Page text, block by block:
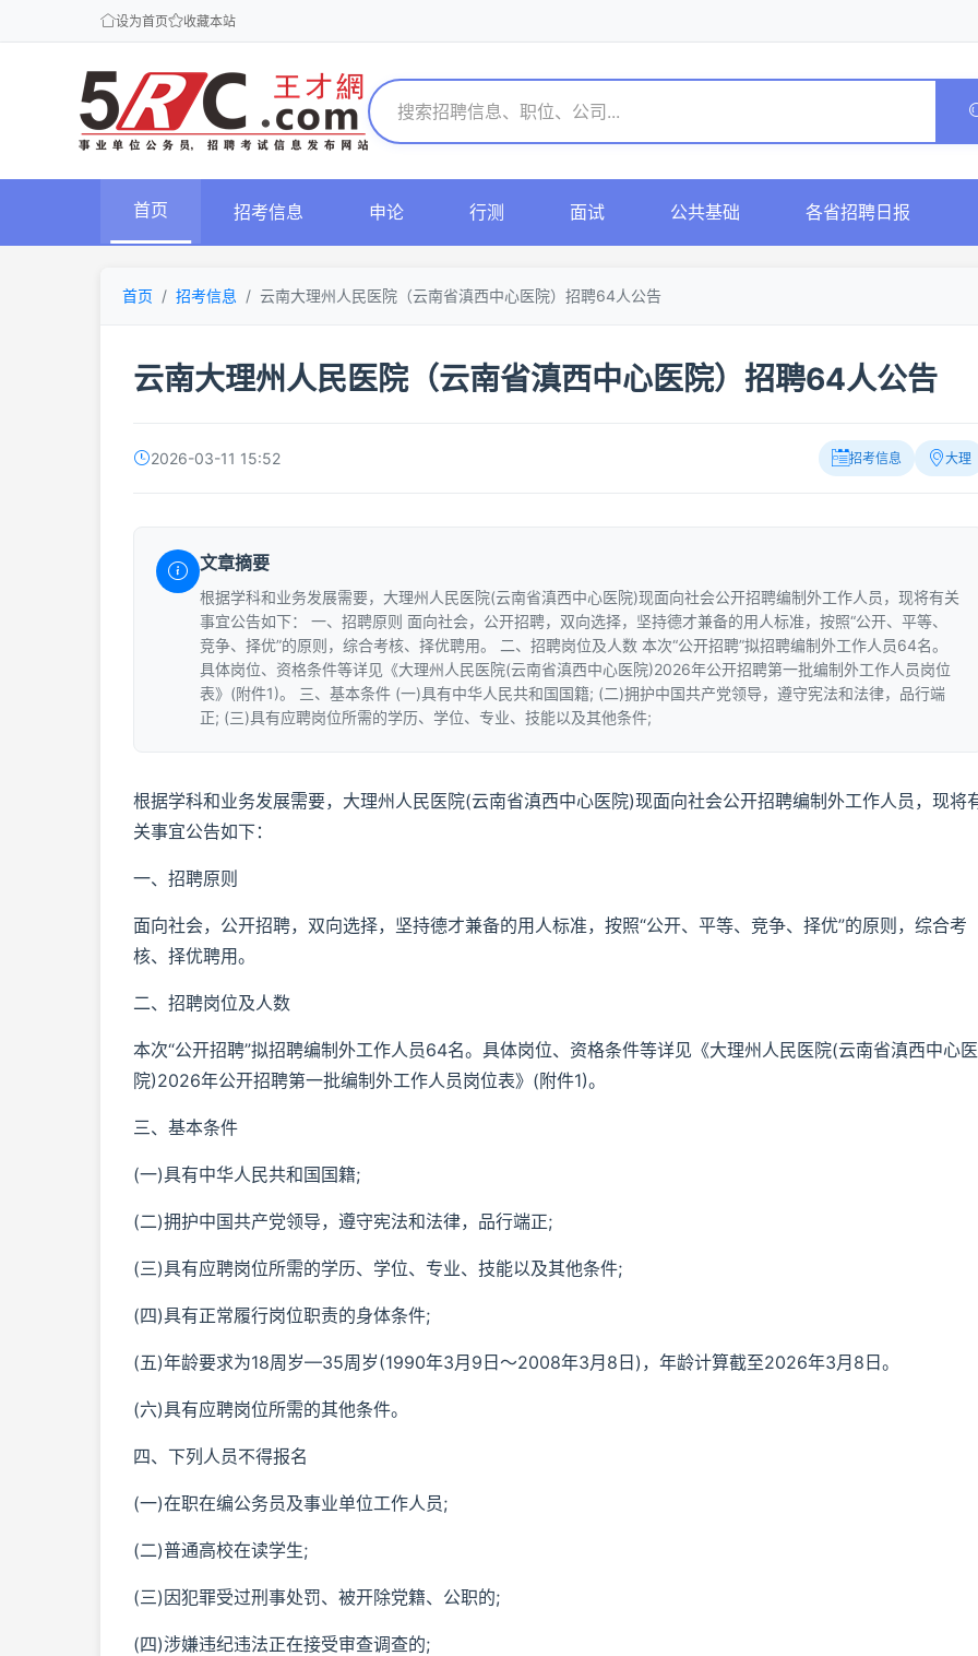
设为首页 收藏本站
首页 招考信息 申论 行测 面试 公共基础 各省招聘日报
首页 招考信息 云南大理州人民医院（云南省滇西中心医院）招聘64人公告
云南大理州人民医院（云南省滇西中心医院）招聘64人公告
2026-03-11 15:52 招考信息 大理
文章摘要
根据学科和业务发展需要，大理州人民医院(云南省滇西中心医院)现面向社会公开招聘编制外工作人员，现将有关
事宜公告如下： 一、招聘原则 面向社会，公开招聘，双向选择，坚持德才兼备的用人标准，按照“公开、平等、
竞争、择优”的原则，综合考核、择优聘用。 二、招聘岗位及人数 本次“公开招聘”拟招聘编制外工作人员64名。
具体岗位、资格条件等详见《大理州人民医院(云南省滇西中心医院)2026年公开招聘第一批编制外工作人员岗位
表》(附件1)。 三、基本条件 (一)具有中华人民共和国国籍; (二)拥护中国共产党领导，遵守宪法和法律，品行端
正; (三)具有应聘岗位所需的学历、学位、专业、技能以及其他条件;
根据学科和业务发展需要，大理州人民医院(云南省滇西中心医院)现面向社会公开招聘编制外工作人员，现将
关事宜公告如下：
一、招聘原则
面向社会，公开招聘，双向选择，坚持德才兼备的用人标准，按照“公开、平等、竞争、择优”的原则，综合考
核、择优聘用。
二、招聘岗位及人数
本次“公开招聘”拟招聘编制外工作人员64名。具体岗位、资格条件等详见《大理州人民医院(云南省滇西中心医
院)2026年公开招聘第一批编制外工作人员岗位表》(附件1)。
三、基本条件
(一)具有中华人民共和国国籍;
(二)拥护中国共产党领导，遵守宪法和法律，品行端正;
(三)具有应聘岗位所需的学历、学位、专业、技能以及其他条件;
(四)具有正常履行岗位职责的身体条件;
(五)年龄要求为18周岁—35周岁(1990年3月9日～2008年3月8日)，年龄计算截至2026年3月8日。
(六)具有应聘岗位所需的其他条件。
四、下列人员不得报名
(一)在职在编公务员及事业单位工作人员;
(二)普通高校在读学生;
(三)因犯罪受过刑事处罚、被开除党籍、公职的;
(四)涉嫌违纪违法正在接受审查调查的;